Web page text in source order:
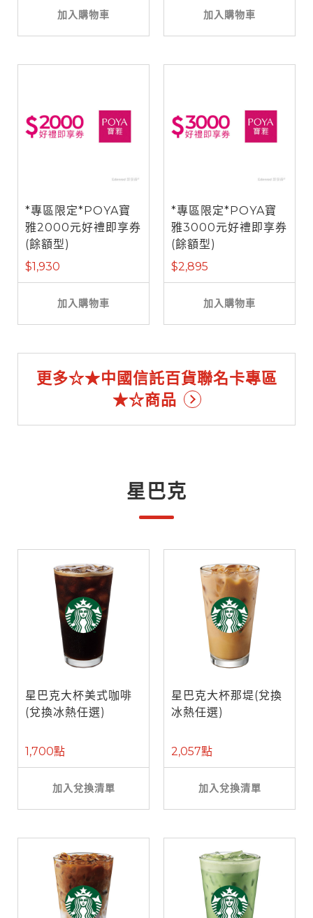
加入購物車 加入購物車
*專區限定*POYA寶
雅2000元好禮即享券
(餘額型)
$1,930
加入購物車
*專區限定*POYA寶
雅3000元好禮即享券
(餘額型)
$2,895
加入購物車
更多☆★中國信託百貨聯名卡專區
★☆商品
星巴克
星巴克大杯美式咖啡
(兌換冰熱任選)
1,700點
加入兌換清單
星巴克大杯那堤(兌換
冰熱任選)
2,057點
加入兌換清單